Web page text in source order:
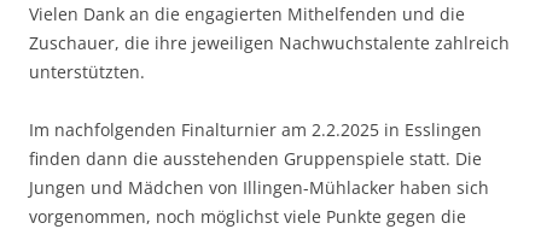
Vielen Dank an die engagierten Mithelfenden und die
Zuschauer, die ihre jeweiligen Nachwuchstalente zahlreich
unterstützten.
Im nachfolgenden Finalturnier am 2.2.2025 in Esslingen
finden dann die ausstehenden Gruppenspiele statt. Die
Jungen und Mädchen von Illingen-Mühlacker haben sich
vorgenommen, noch möglichst viele Punkte gegen die